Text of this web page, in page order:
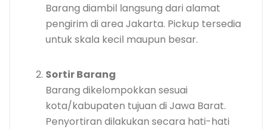
Barang diambil langsung dari alamat
pengirim di area Jakarta. Pickup tersedia
untuk skala kecil maupun besar.
Sortir Barang
Barang dikelompokkan sesuai
kota/kabupaten tujuan di Jawa Barat.
Penyortiran dilakukan secara hati-hati